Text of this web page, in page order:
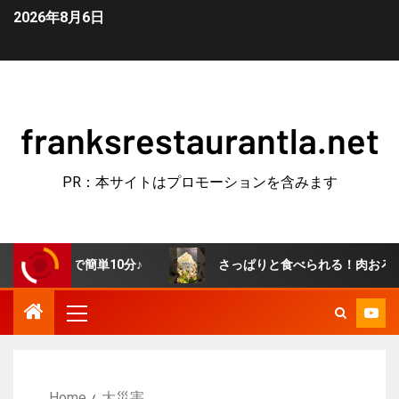
2026年8月6日
franksrestaurantla.net
PR：本サイトはプロモーションを含みます
簡単10分♪ さっぱりと食べられる！肉おろしぶっか